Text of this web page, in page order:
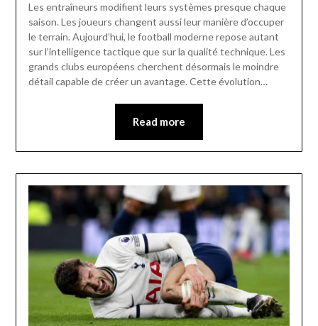
Les entraîneurs modifient leurs systèmes presque chaque
saison. Les joueurs changent aussi leur manière d’occuper
le terrain. Aujourd’hui, le football moderne repose autant
sur l’intelligence tactique que sur la qualité technique. Les
grands clubs européens cherchent désormais le moindre
détail capable de créer un avantage. Cette évolution…
Read more